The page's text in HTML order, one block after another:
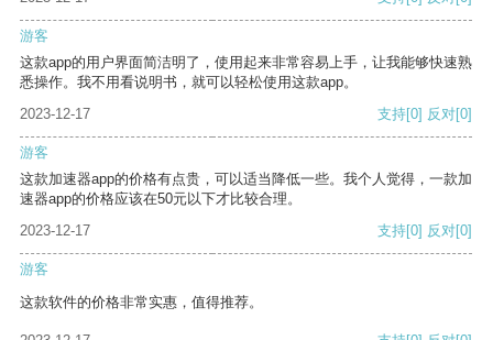
游客
这款app的用户界面简洁明了，使用起来非常容易上手，让我能够快速熟
悉操作。我不用看说明书，就可以轻松使用这款app。
2023-12-17
支持[0] 反对[0]
游客
这款加速器app的价格有点贵，可以适当降低一些。我个人觉得，一款加
速器app的价格应该在50元以下才比较合理。
2023-12-17
支持[0] 反对[0]
游客
这款软件的价格非常实惠，值得推荐。